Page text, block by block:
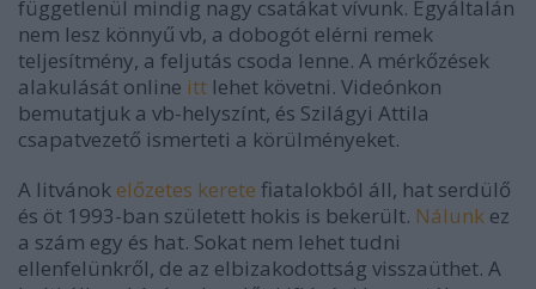
függetlenül mindig nagy csatákat vívunk. Egyáltalán
nem lesz könnyű vb, a dobogót elérni remek
teljesítmény, a feljutás csoda lenne. A mérkőzések
alakulását online itt lehet követni. Videónkon
bemutatjuk a vb-helyszínt, és Szilágyi Attila
csapatvezető ismerteti a körülményeket.
A litvánok előzetes kerete fiatalokból áll, hat serdülő
és öt 1993-ban született hokis is bekerült. Nálunk ez
a szám egy és hat. Sokat nem lehet tudni
ellenfelünkről, de az elbizakodottság visszaüthet. A